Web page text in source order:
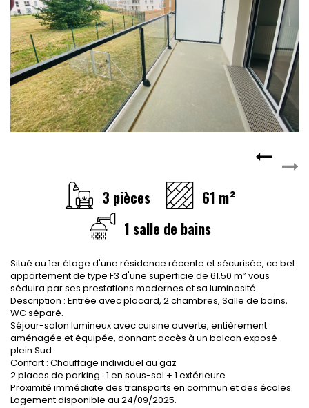
CONTACT
RECRUTEMENT
SERVICES
Actualités
Partenaires
Le palmarès de l'entreprise
3 pièces
61 m²
1 salle de bains
Situé au 1er étage d'une résidence récente et sécurisée, ce bel
appartement de type F3 d'une superficie de 61.50 m² vous
séduira par ses prestations modernes et sa luminosité.
Description : Entrée avec placard, 2 chambres, Salle de bains,
WC séparé.
Séjour-salon lumineux avec cuisine ouverte, entièrement
aménagée et équipée, donnant accès à un balcon exposé
plein Sud.
Confort : Chauffage individuel au gaz
2 places de parking : 1 en sous-sol + 1 extérieure
Proximité immédiate des transports en commun et des écoles.
Logement disponible au 24/09/2025.